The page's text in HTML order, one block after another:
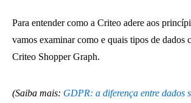
Para entender como a Criteo adere aos
vamos examinar como e quais tipos de dados
Criteo Shopper Graph.
(Saiba mais: GDPR: a diferença entre dados